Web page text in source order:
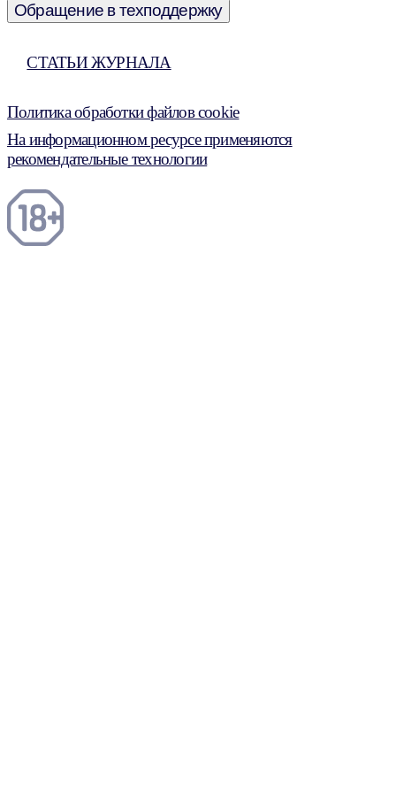
Обращение в техподдержку
СТАТЬИ ЖУРНАЛА
Политика обработки файлов cookie
На информационном ресурсе применяются
рекомендательные технологии